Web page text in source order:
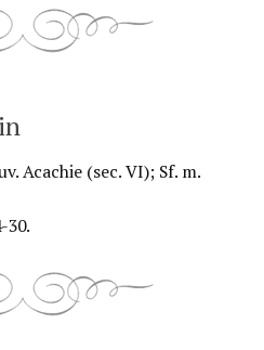
Acachie (sec. VI); Sf. m.
30.